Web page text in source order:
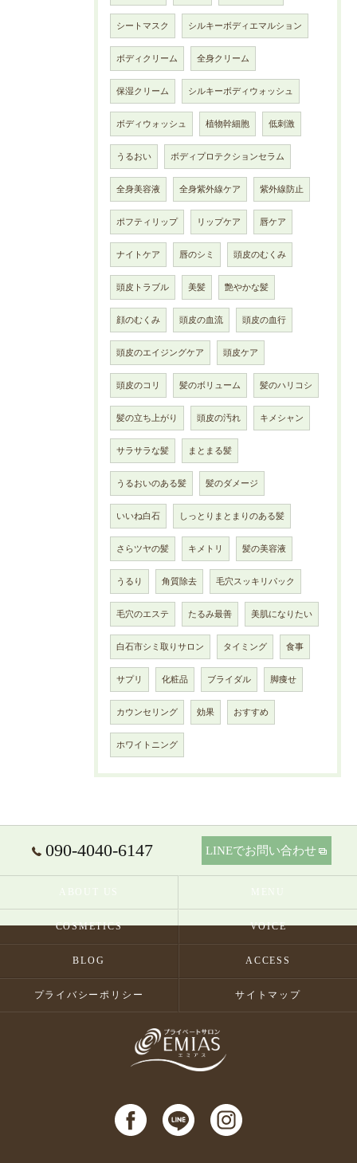
シートマスク シルキーボディエマルション
ボディクリーム 全身クリーム
保湿クリーム シルキーボディウォッシュ
ボディウォッシュ 植物幹細胞 低刺激
うるおい ボディプロテクションセラム
全身美容液 全身紫外線ケア 紫外線防止
ポフティリップ リップケア 唇ケア
ナイトケア 唇のシミ 頭皮のむくみ
頭皮トラブル 美髪 艶やかな髪
顔のむくみ 頭皮の血流 頭皮の血行
頭皮のエイジングケア 頭皮ケア
頭皮のコリ 髪のボリューム 髪のハリコシ
髪の立ち上がり 頭皮の汚れ キメシャン
サラサラな髪 まとまる髪
うるおいのある髪 髪のダメージ
いいね白石 しっとりまとまりのある髪
さらツヤの髪 キメトリ 髪の美容液
うるり 角質除去 毛穴スッキリパック
毛穴のエステ たるみ最善 美肌になりたい
白石市シミ取りサロン タイミング 食事
サプリ 化粧品 ブライダル 脚痩せ
カウンセリング 効果 おすすめ
ホワイトニング
090-4040-6147 LINEでお問い合わせ
ABOUT US MENU
COSMETICS VOICE
BLOG ACCESS
プライバシーポリシー サイトマップ